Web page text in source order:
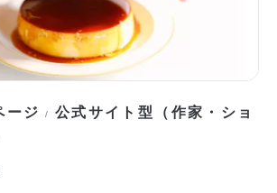
ージ / 公式サイト型（作家・ショ